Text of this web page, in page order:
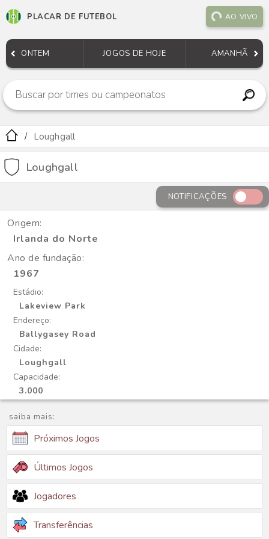
PLACAR DE FUTEBOL AO VIVO
ONTEM JOGOS DE HOJE AMANHÃ
Loughgall
Loughgall
NOTIFICAÇÕES
Origem:
Irlanda do Norte
Ano de fundação:
1967
Estádio:
Lakeview Park
Endereço:
Ballygasey Road
Cidade:
Loughgall
Capacidade:
3.000
saiba mais:
Próximos Jogos
Últimos Jogos
Jogadores
Transferências